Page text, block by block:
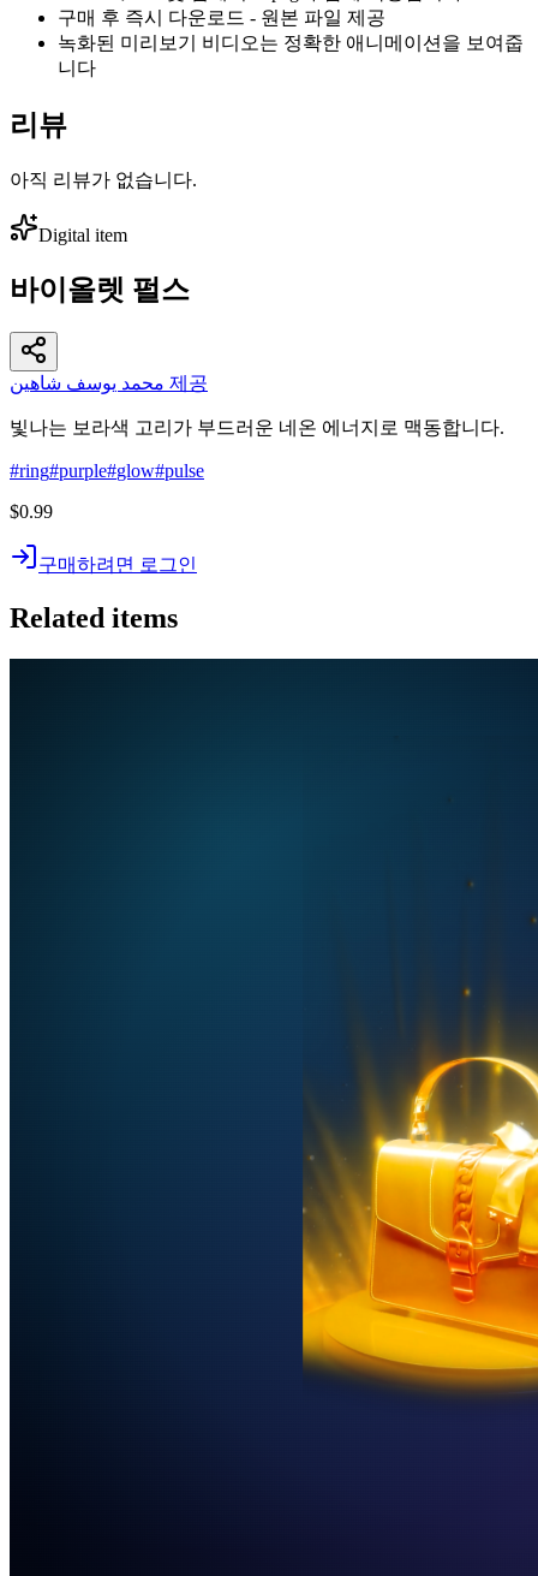
구매 후 즉시 다운로드 - 원본 파일 제공
녹화된 미리보기 비디오는 정확한 애니메이션을 보여줍
니다
리뷰
아직 리뷰가 없습니다.
Digital item
바이올렛 펄스
محمد يوسف شاهين 제공
빛나는 보라색 고리가 부드러운 네온 에너지로 맥동합니다.
#ring#purple#glow#pulse
$0.99
구매하려면 로그인
Related items